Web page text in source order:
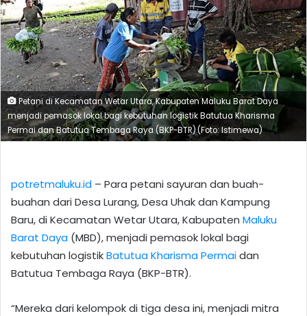
Petani di Kecamatan Wetar Utara, Kabupaten Maluku Barat Daya
menjadi pemasok lokal bagi kebutuhan logistik Batutua Kharisma
Permai dan Batutua Tembaga Raya (BKP-BTR).(Foto: Istimewa)
potretmaluku.id – Para petani sayuran dan buah-
buahan dari Desa Lurang, Desa Uhak dan Kampung
Baru, di Kecamatan Wetar Utara, Kabupaten Maluku
Barat Daya (MBD), menjadi pemasok lokal bagi
kebutuhan logistikBatutua Kharisma Permaidan
Batutua Tembaga Raya (BKP-BTR).
“Mereka dari kelompok di tiga desa ini, menjadi mitra